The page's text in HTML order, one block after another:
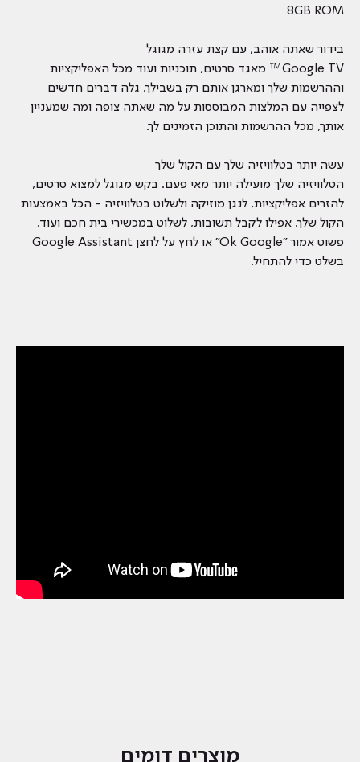
8GB ROM
בידור שאתה אוהב, עם קצת עזרה מגוגל
Google TV™ מאגד סרטים, תוכניות ועוד מכל האפליקציות
וההרשמות שלך ומארגן אותם רק בשבילך. גלה דברים חדשים
לצפייה עם המלצות המבוססות על מה שאתה צופה ומה שמעניין
אותך, מכל ההרשמות והתוכן הזמינים לך.
עשה יותר בטלוויזיה שלך עם הקול שלך
הטלוויזיה שלך מועילה יותר מאי פעם. בקש מגוגל למצוא סרטים,
להזרים אפליקציות, לנגן מוזיקה ולשלוט בטלוויזיה - הכל באמצעות
הקול שלך. אפילו לקבל תשובות, לשלוט במכשירי בית חכם ועוד.
פשוט אמור "Ok Google" או לחץ על לחצן Google Assistant
בשלט כדי להתחיל.
מוצרים דומים